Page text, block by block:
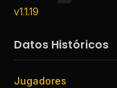
v1.1.19
Datos Históricos
Jugadores